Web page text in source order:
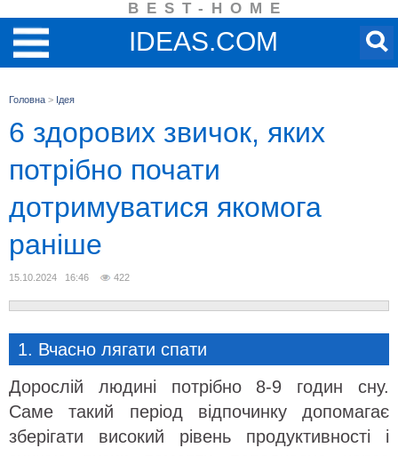
BEST-HOME
IDEAS.COM
Головна > Ідея
6 здорових звичок, яких
потрібно почати
дотримуватися якомога
раніше
15.10.2024 16:46 422
1. Вчасно лягати спати
Дорослій людині потрібно 8-9 годин сну.
Саме такий період відпочинку допомагає
зберігати високий рівень продуктивності і